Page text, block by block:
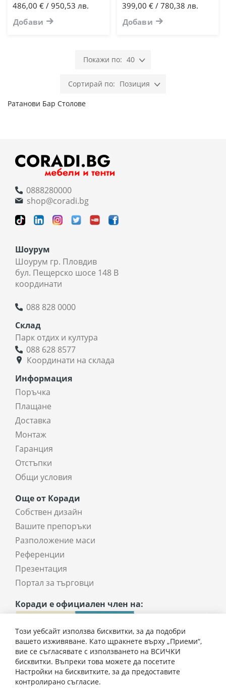
486,00 € / 950,53 лв.
Добави
399,00 € / 780,38 лв.
Добави
40
Позиция
Ратанови Бар Столове
0888280000
shop@coradi.bg
Шоурум
Шоурум гр. Пловдив
бул. Пещерско шосе 148 В
координати
088 828 0000
Склад
Парк отдих и култура
088 628 8577
Координати на склада
Информация
Поръчка
Плащане
Доставка
Монтаж
Гаранция
Отстъпки
Общи условия
Още от Коради
Собствен дизайн
Вашите препоръки
Разположение маси
Референции
Презентация
Портал за търговци
Коради е официален член на:
Този уебсайт използва бисквитки, за да подобри
вашето изживяване. Като щракнете върху „Приеми“,
вие се съгласявате с използването на ВСИЧКИ
бисквитки. Въпреки това можете да посетите
Настройки на бисквитките, за да предоставите
контролирано съгласие.